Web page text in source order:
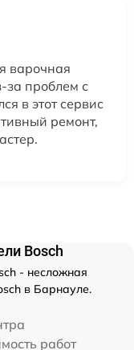
варочная
за проблем с
в этот сервис
ремонт,
Bosch
- несложная
в Барнауле.
работ